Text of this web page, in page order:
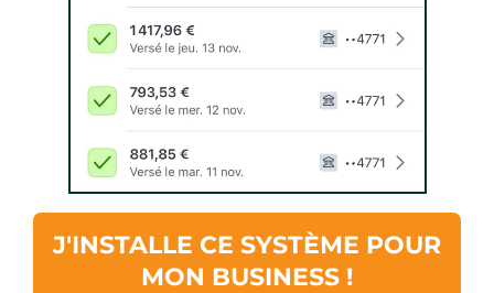
J'INSTALLE CE SYSTÈME POUR
MON BUSINESS !